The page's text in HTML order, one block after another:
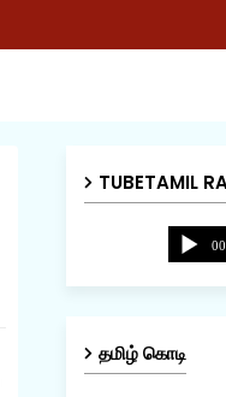
TUBETAMIL
தமிழ் கொடி